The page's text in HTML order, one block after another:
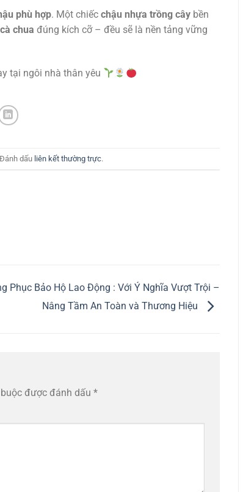
phù hợp. Một chiếc chậu nhựa trồng cây bền
chua đúng kích cỡ – đều sẽ là nền tảng vững
tại ngôi nhà thân yêu
dấu liên kết thường trực.
Phục Bảo Hộ Lao Động : Với Ý Nghĩa Vượt Trội –
Nâng Tầm An Toàn và Thương Hiệu
được đánh dấu *